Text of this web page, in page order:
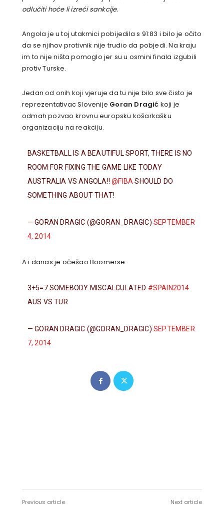
odlučiti hoće li izreći sankcije.
Angola je u toj utakmici pobijedila s 91:83 i bilo je očito
da se njihov protivnik nije trudio da pobjedi. Na kraju
im to nije ništa pomoglo jer su u osmini finala izgubili
protiv Turske.
Jedan od onih koji vjeruje da tu nije bilo sve čisto je
reprezentativac Slovenije Goran Dragić koji je
odmah pozvao krovnu europsku košarkašku
organizaciju na reakciju.
BASKETBALL IS A BEAUTIFUL SPORT, THERE IS NO
ROOM FOR FIXING THE GAME LIKE TODAY
AUSTRALIA VS ANGOLA!!@FIBASHOULD DO
SOMETHING ABOUT THAT!
— GORAN DRAGIC (@GORAN_DRAGIC) SEPTEMBER
4, 2014
A i danas je očešao Boomerse:
3+5=7 SOMEBODY MISCALCULATED #SPAIN2014
AUS VS TUR
— GORAN DRAGIC (@GORAN_DRAGIC) SEPTEMBER
7, 2014
Previous article Next article